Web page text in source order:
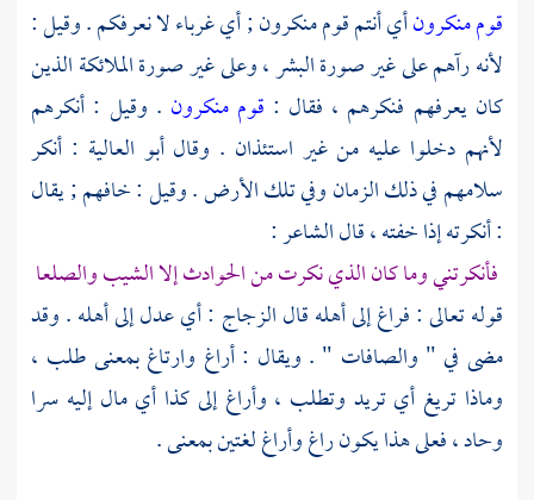
قوم منكرونأي أنتم قوم منكرون ; أي غرباء لا نعرفكم . وقيل :
لأنه رآهم على غير صورة البشر ، وعلى غير صورة الملائكة الذين
كان يعرفهم فنكرهم ، فقال : قوم منكرون . وقيل : أنكرهم
لأنهم دخلوا عليه من غير استئذان . وقالأبو العالية : أنكر
سلامهم في ذلك الزمان وفي تلك الأرض . وقيل : خافهم ; يقال
: أنكرته إذا خفته ، قال الشاعر :
فأنكرتني وما كان الذي نكرت من الحوادث إلا الشيب والصلعا
قوله تعالى : فراغ إلى أهله قالالزجاج : أي عدل إلى أهله . وقد
مضى في " والصافات " . ويقال : أراغ وارتاغ بمعنى طلب ،
وماذا تريغ أي تريد وتطلب ، وأراغ إلى كذا أي مال إليه سرا
وحاد ، فعلى هذا يكون راغ وأراغ لغتين بمعنى .